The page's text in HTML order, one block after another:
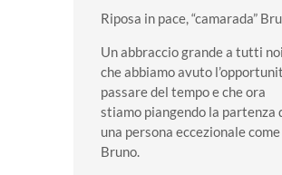
Riposa in pace, “camarada”
Un abbraccio grande a tutti noi
che abbiamo avuto
passare del tempo e che ora
stiamo piangendo la partenza
una persona eccezionale come
Bruno.